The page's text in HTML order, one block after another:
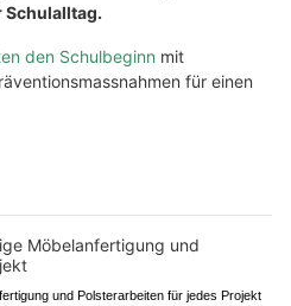
Schulalltag.
den Schulbeginn mit
für einen
und Polsterarbeiten für jedes Projekt